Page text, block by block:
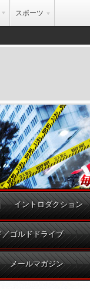
スポーツ
イントロダクション
／ゴルドドライブ
メールマガジン